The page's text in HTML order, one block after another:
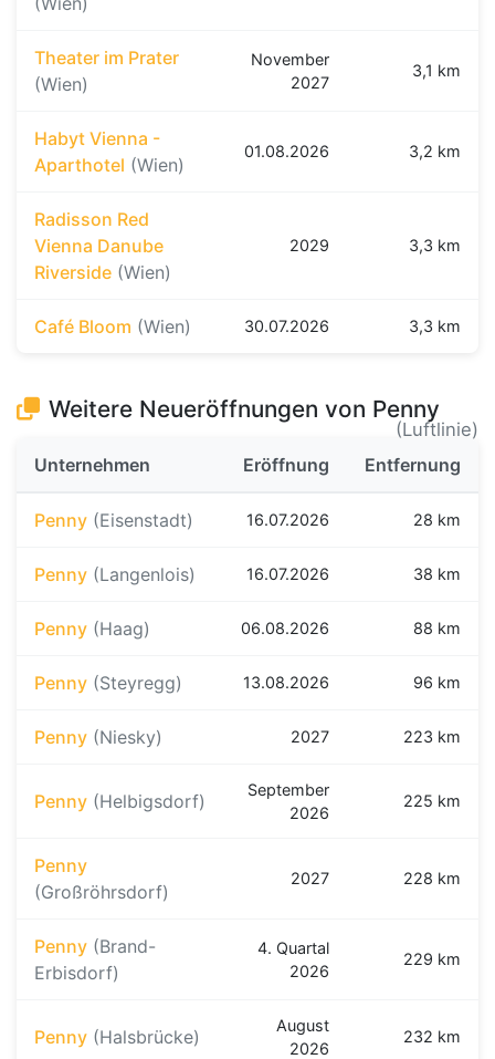
Theater im Prater
(Wien)
November
2027
3,1 km
Habyt Vienna -
Aparthotel (Wien)
01.08.2026 3,2 km
Radisson Red
Vienna Danube
Riverside (Wien)
2029 3,3 km
Café Bloom (Wien) 30.07.2026 3,3 km
Weitere Neueröffnungen von Penny
(Luftlinie)
Unternehmen
Eröffnung Entfernung
Penny (Eisenstadt) 16.07.2026 28 km
Penny (Langenlois) 16.07.2026 38 km
Penny (Haag) 06.08.2026 88 km
Penny (Steyregg) 13.08.2026 96 km
Penny (Niesky) 2027 223 km
Penny (Helbigsdorf)
September
2026
225 km
Penny
(Großröhrsdorf)
2027 228 km
Penny (Brand-
Erbisdorf)
4. Quartal
2026
229 km
Penny (Halsbrücke)
August
2026
232 km